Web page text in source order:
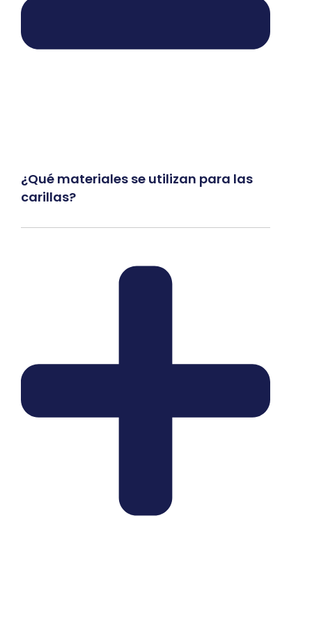
¿Qué materiales se utilizan para las
carillas?